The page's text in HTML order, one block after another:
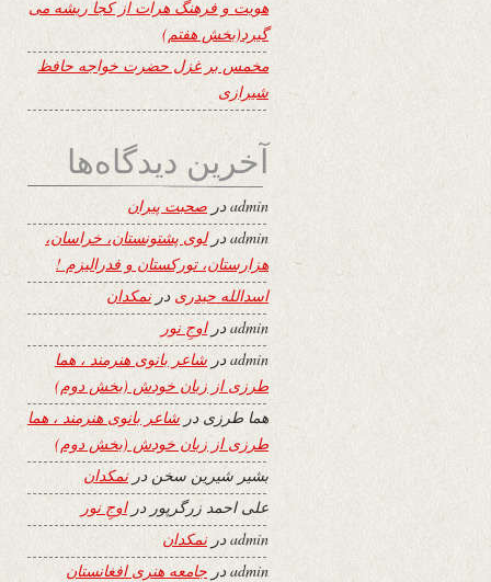
هویت و فرهنگ هرات از کجا ریشه می
گیرد(بخش هفتم)
مخمس بر غزل حضرت خواجه حافظ
شیرازی
آخرین دیدگاه‌ها
adminدر صحبت پیران
admin درلوی پشتونستان، خراسان،
هزارستان، تورکستان و فدرالیزم !
اسدالله حیدری درنمکدان
adminدراوجِ نور
adminدر شاعر بانوی هنرمند ، هما
طرزی از زبان خودش (بخش دوم)
هما طرزی در شاعر بانوی هنرمند ، هما
طرزی از زبان خودش (بخش دوم)
بشیر شیرین سخن درنمکدان
علی احمد زرگرپور دراوجِ نور
adminدرنمکدان
admin در جامعه هنری افغانستان